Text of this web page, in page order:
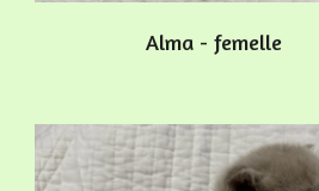
Alma - femelle